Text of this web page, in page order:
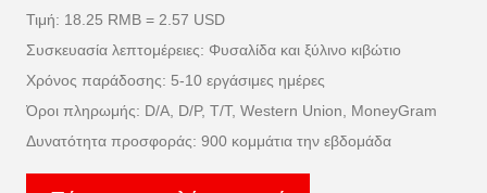
Τιμή: 18.25 RMB = 2.57 USD
Συσκευασία λεπτομέρειες: Φυσαλίδα και ξύλινο κιβώτιο
Χρόνος παράδοσης: 5-10 εργάσιμες ημέρες
Όροι πληρωμής: D/A, D/P, T/T, Western Union, MoneyGram
Δυνατότητα προσφοράς: 900 κομμάτια την εβδομάδα